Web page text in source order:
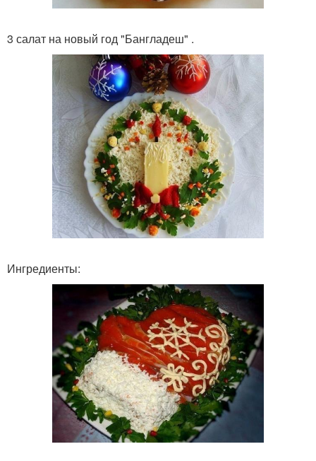
3 салат на новый год "Бангладеш" .
Ингредиенты: